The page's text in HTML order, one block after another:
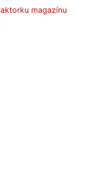
magazínu